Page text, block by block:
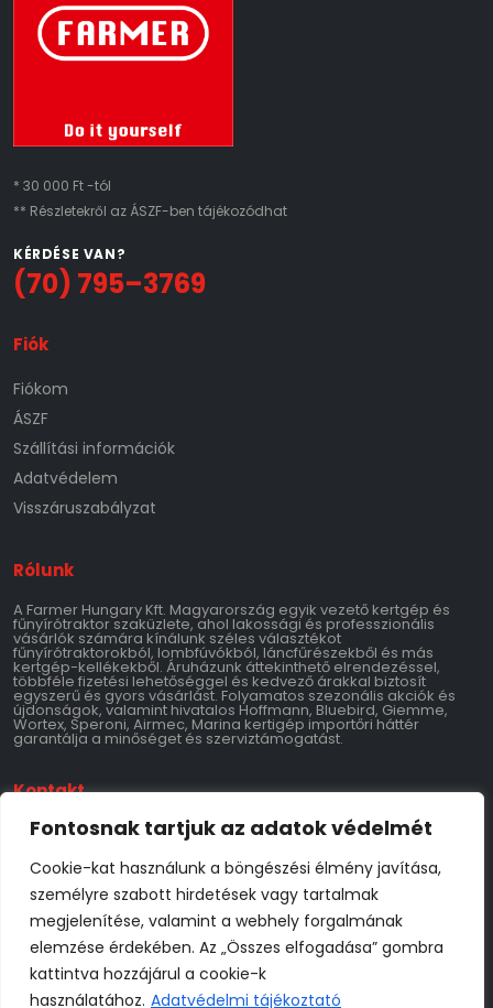
Fontosnak tartjuk az adatok védelmét
Cookie-kat használunk a böngészési élmény javítása,
személyre szabott hirdetések vagy tartalmak
megjelenítése, valamint a webhely forgalmának
elemzése érdekében. Az „Összes elfogadása” gombra
kattintva hozzájárul a cookie-k
használatához. Adatvédelmi tájékoztató
* 30 000 Ft -tól
** Részletekről az ÁSZF-ben tájékozódhat
KÉRDÉSE VAN?
(70) 795–3769
Fiók
Fiókom
ÁSZF
Szállítási információk
Adatvédelem
Visszáruszabályzat
Rólunk
A Farmer Hungary Kft. Magyarország egyik vezető kertgép és
fűnyírótraktor szaküzlete, ahol lakossági és professzionális
vásárlók számára kínálunk széles választékot
fűnyírótraktorokból, lombfúvókból, láncfűrészekből és más
kertgép-kellékekből. Áruházunk áttekinthető elrendezéssel,
többféle fizetési lehetőséggel és kedvező árakkal biztosít
egyszerű és gyors vásárlást. Folyamatos szezonális akciók és
újdonságok, valamint hivatalos Hoffmann, Bluebird, Giemme,
Wortex, Speroni, Airmec, Marina kertigép importőri háttér
garantálja a minőséget és szerviztámogatást.
Kontakt
Farmer Hungary Kft.
9700 Szombathely 11-es Huszár Út 147
Adószám: 28769534-2-18
Tel: 06-70-795-3769
info@farmerhungary.hu
Nyitvatartás
Kedd: 8:00–17:00
Szerda: 8:00–17:00